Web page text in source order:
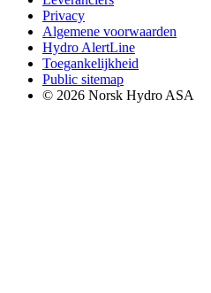
Privacy
Algemene voorwaarden
Hydro AlertLine
Toegankelijkheid
Public sitemap
© 2026 Norsk Hydro ASA